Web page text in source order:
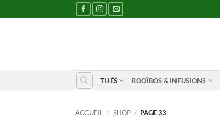
au
THÉS ROOÏBOS & INFUSIONS
ACCUEIL / SHOP / PAGE 33